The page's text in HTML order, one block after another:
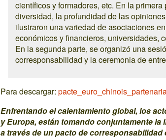
científicos y formadores, etc. En la
diversidad, la profundidad de las
ilustraron una variedad de asociaciones
económicos y financieros, universidades,
En la segunda parte, se organizó una
corresponsabilidad y la ceremonia de
Para descargar:
Enfrentando el calentamiento global, los
y Europa, están tomando conjuntamente
a través de un pacto de